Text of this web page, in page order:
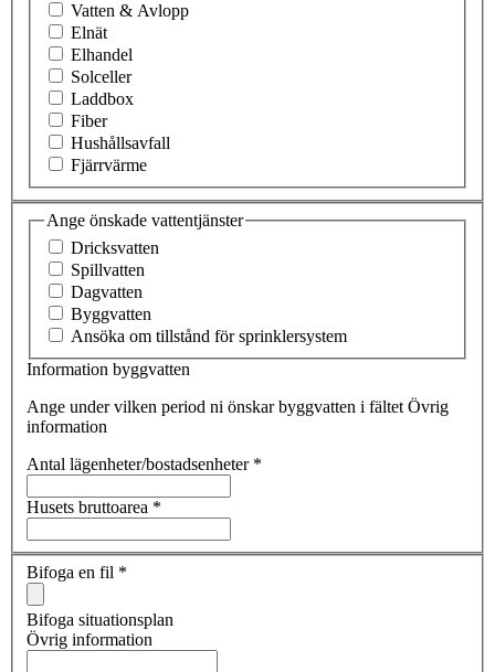
Vatten & Avlopp
Elnät
Elhandel
Solceller
Laddbox
Fiber
Hushållsavfall
Fjärrvärme
Ange önskade vattentjänster
Dricksvatten
Spillvatten
Dagvatten
Byggvatten
Ansöka om tillstånd för sprinklersystem
Information byggvatten
Ange under vilken period ni önskar byggvatten i fältet Övrig
information
Antal lägenheter/bostadsenheter *
Husets bruttoarea *
Bifoga en fil *
Bifoga situationsplan
Övrig information